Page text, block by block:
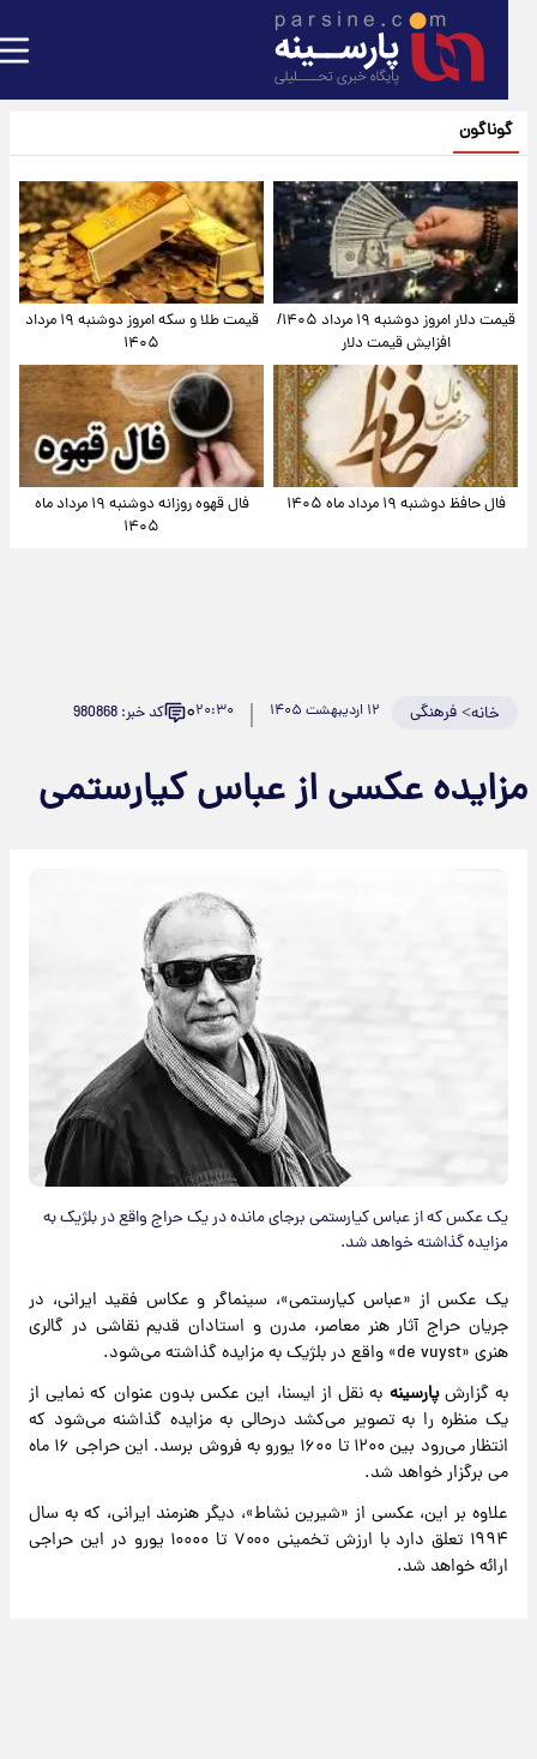
گوناگون
قیمت دلار امروز دوشنبه ۱۹ مرداد ۱۴۰۵/
افزایش قیمت دلار
قیمت طلا و سکه امروز دوشنبه ۱۹ مرداد
۱۴۰۵
فال حافظ دوشنبه ۱۹ مرداد ماه ۱۴۰۵
فال قهوه روزانه دوشنبه ۱۹ مرداد ماه
۱۴۰۵
خانه>فرهنگی ۲۰:۳۰۰ کد خبر: 980868
عکسی از عباس کیارستمی
یک عکس که از عباس کیارستمی برجای مانده در یک حراج واقع در بلژیک به
مزایده گذاشته خواهد شد.
یک عکس از «عباس کیارستمی»، سینماگر و عکاس فقید ایرانی، در
جریان حراج آثار هنر معاصر، مدرن و استادان قدیم نقاشی در گالری
هنری «de vuyst» واقع در بلژیک به مزایده گذاشته می‌شود.
به گزارشپارسینهبه نقل از ایسنا، این عکس بدون عنوان که نمایی از
یک منظره را به تصویر می‌کشد درحالی به مزایده گذاشنه می‌شود که
انتظار می‌رود بین ۱۲۰۰ تا ۱۶۰۰ یورو به فروش برسد. این حراجی ۱۶ ماه
می برگزار خواهد شد.
علاوه بر این، عکسی از «شیرین نشاط»، دیگر هنرمند ایرانی، که به سال
۱۹۹۴ تعلق دارد با ارزش تخمینی ۷۰۰۰ تا ۱۰۰۰۰ یورو در این حراجی
ارائه خواهد شد.